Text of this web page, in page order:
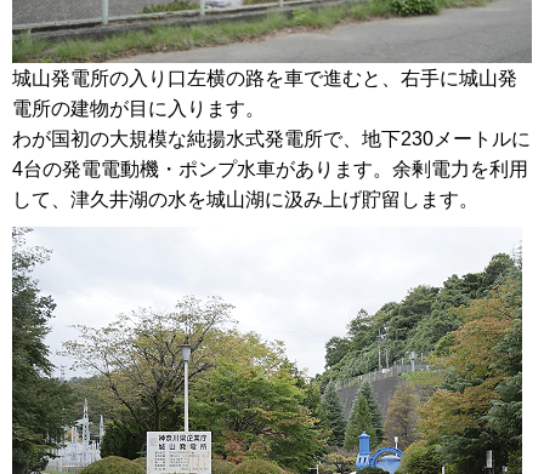
城山発電所の入り口左横の路を車で進むと、右手に城山発
電所の建物が目に入ります。
わが国初の大規模な純揚水式発電所で、地下230メートルに
4台の発電電動機・ポンプ水車があります。余剰電力を利用
して、津久井湖の水を城山湖に汲み上げ貯留します。